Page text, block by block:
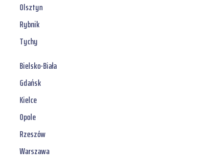
Olsztyn
Rybnik
Tychy
Bielsko-Biała
Gdańsk
Kielce
Opole
Rzeszów
Warszawa